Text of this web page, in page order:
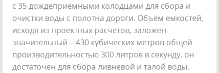
с 35 дождеприемными колодцами для сбора и
очистки воды с полотна дороги. Объем емкостей,
исходя из проектных расчетов, заложен
значительный – 430 кубических метров общей
производительностью 300 литров в секунду, он
достаточен для сбора ливневой и талой воды.